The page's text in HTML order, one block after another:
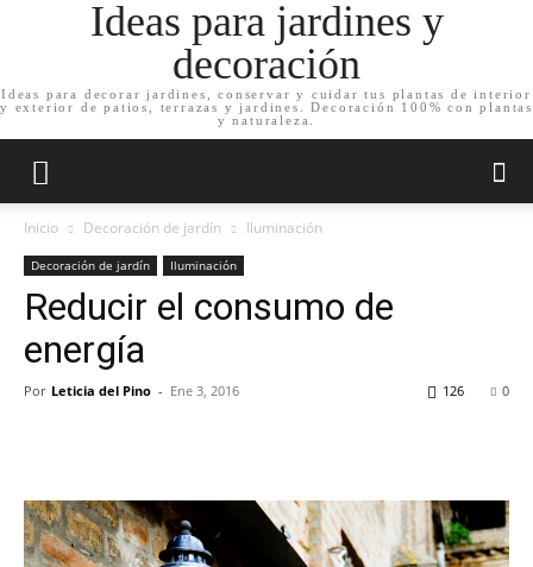
Ideas para jardines y
decoración
Ideas para decorar jardines, conservar y cuidar tus plantas de interior
y exterior de patios, terrazas y jardines. Decoración 100% con plantas
y naturaleza.
Inicio Decoración de jardín Iluminación
Decoración de jardín Iluminación
Reducir el consumo de
energía
Por Leticia del Pino - Ene 3, 2016 0
126